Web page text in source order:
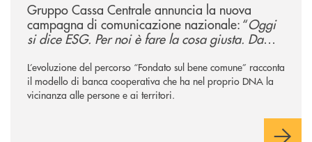
Gruppo Cassa Centrale annuncia la nuova
campagna di comunicazione nazionale: “Oggi
si dice ESG. Per noi è fare la cosa giusta. Da
L’evoluzione del percorso “Fondato sul bene comune” racconta
il modello di banca cooperativa che ha nel proprio DNA la
vicinanza alle persone e ai territori.